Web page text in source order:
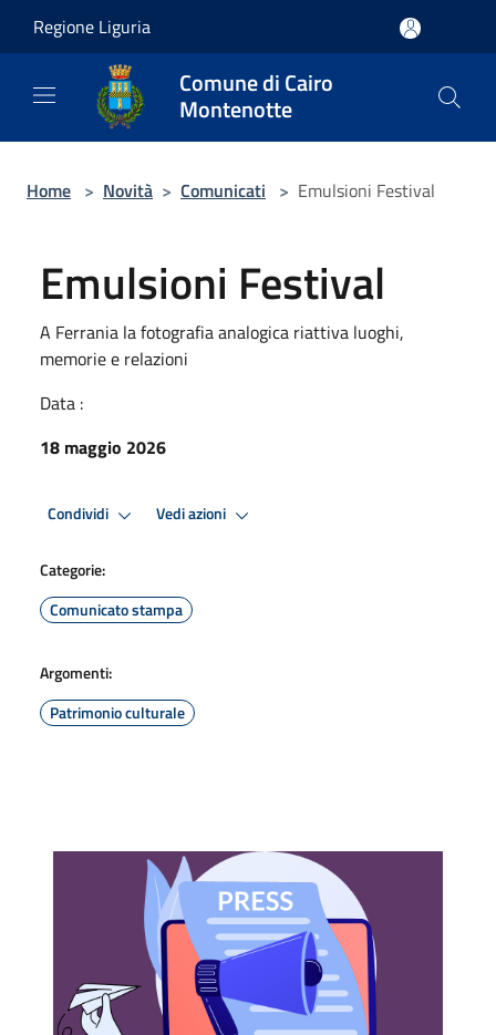
Regione Liguria
Comune di Cairo
Montenotte
Home > Novità > Comunicati > Emulsioni Festival
Emulsioni Festival
A Ferrania la fotografia analogica riattiva luoghi,
memorie e relazioni
Data :
18 maggio 2026
Condividi Vedi azioni
Categorie:
Comunicato stampa
Argomenti:
Patrimonio culturale